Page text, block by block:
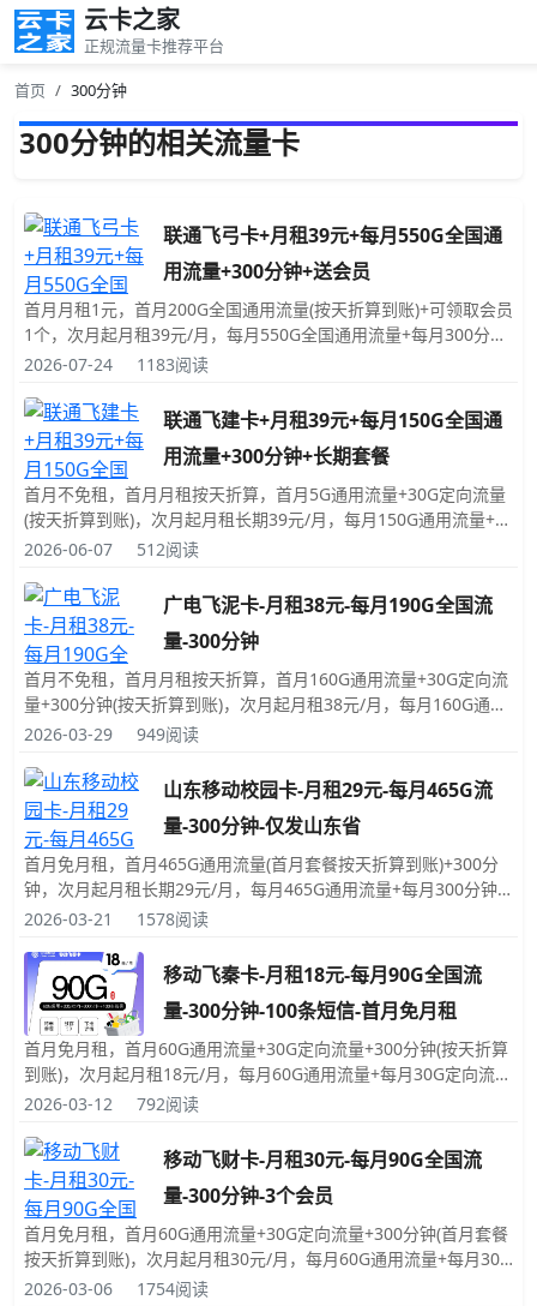
云卡之家
正规流量卡推荐平台
首页 300分钟
300分钟的相关流量卡
联通飞弓卡+月租39元+每月550G全国通
用流量+300分钟+送会员
首月月租1元，首月200G全国通用流量(按天折算到账)+可领取会员
1个，次月起月租39元/月，每月550G全国通用流量+每月300分钟
免费拨打电话时长+每月可领取会员1个(多选1)，发送短信彩信0.1
的归属地对用卡没有任何影响)；收到卡后，自主激活；激活后必
须一次性充值100元。
2026-07-24 1183阅读
联通飞建卡+月租39元+每月150G全国通
用流量+300分钟+长期套餐
首月不免租，首月月租按天折算，首月5G通用流量+30G定向流量
(按天折算到账)，次月起月租长期39元/月，每月150G通用流量+每
月300分钟免费拨打电话时长，发送短信彩信0.1元/条，赠送来电
没有任何影响)；此卡需要先激活，激活后运营商才会发卡哦。
2026-06-07 512阅读
广电飞泥卡-月租38元-每月190G全国流
量-300分钟
首月不免租，首月月租按天折算，首月160G通用流量+30G定向流
量+300分钟(按天折算到账)，次月起月租38元/月，每月160G通用
流量+每月30G定向流量+每月300分钟免费拨打电话时长，发送短
属地(随机的归属地对用卡没有任何影响)；收到卡后，此卡是自己
激活，激活时必须要用安卓带NFC功能的手机激活，激活后必须一
次性充值100元。
2026-03-29 949阅读
山东移动校园卡-月租29元-每月465G流
量-300分钟-仅发山东省
首月免月租，首月465G通用流量(首月套餐按天折算到账)+300分
钟，次月起月租长期29元/月，每月465G通用流量+每月300分钟
免费拨打电话时长，发送短信彩信0.1元/条，赠送来电显示；号码
活(可与快递预约激活时间)；激活后必须一次性充值100元，此卡
申请时必须支付10元快递费，如果没通过审核会原路退回。
2026-03-21 1578阅读
移动飞秦卡-月租18元-每月90G全国流
量-300分钟-100条短信-首月免月租
首月免月租，首月60G通用流量+30G定向流量+300分钟(按天折算
到账)，次月起月租18元/月，每月60G通用流量+每月30G定向流量
+每月300分钟免费拨打电话时长+100条短信，发送短信彩信0.1
的归属地对用卡没有任何影响)；收到卡后，自主激活；激活后必
须一次性充值50元。
2026-03-12 792阅读
移动飞财卡-月租30元-每月90G全国流
量-300分钟-3个会员
首月免月租，首月60G通用流量+30G定向流量+300分钟(首月套餐
按天折算到账)，次月起月租30元/月，每月60G通用流量+每月30G
定向流量+每月300分钟免费拨打电话时长+3个视频VIP，发送短信
2026-03-06 1754阅读